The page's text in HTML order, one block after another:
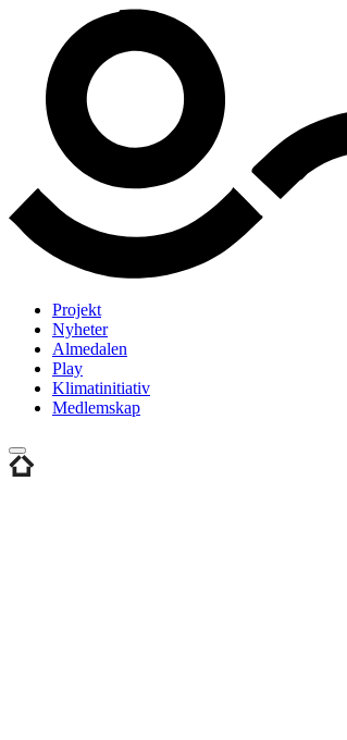
Projekt
Nyheter
Almedalen
Play
Klimatinitiativ
Medlemskap